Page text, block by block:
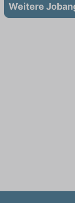
Weitere